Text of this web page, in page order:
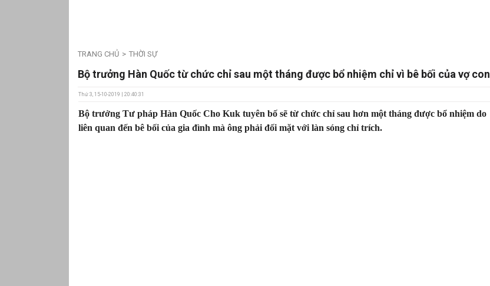
TRANG CHỦ THỜI SỰ
Bộ trưởng Hàn Quốc từ chức chỉ sau một tháng được bổ nhiệm chỉ vì bê bối của vợ con
Thứ 3, 15-10-2019 | 20:40:31
Bộ trưởng Tư pháp Hàn Quốc Cho Kuk tuyên bố sẽ từ chức chỉ sau hơn một tháng được bổ nhiệm do
liên quan đến bê bối của gia đình mà ông phải đối mặt với làn sóng chỉ trích.